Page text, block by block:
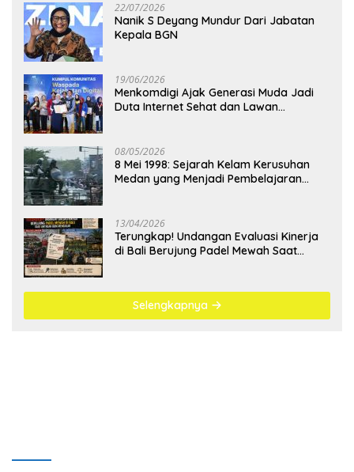
22/07/2026
Nanik S Deyang Mundur Dari Jabatan
Kepala BGN
19/06/2026
Menkomdigi Ajak Generasi Muda Jadi
Duta Internet Sehat dan Lawan
08/05/2026
8 Mei 1998: Sejarah Kelam Kerusuhan
Medan yang Menjadi Pembelajaran
13/04/2026
Terungkap! Undangan Evaluasi Kinerja
di Bali Berujung Padel Mewah Saat
Selengkapnya